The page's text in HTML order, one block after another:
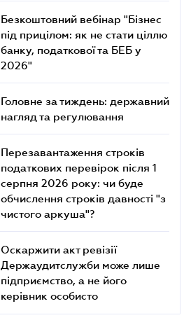
Безкоштовний вебінар "Бізнес
під прицілом: як не стати ціллю
банку, податкової та БЕБ у
2026"
Головне за тиждень: державний
нагляд та регулювання
Перезавантаження строків
податкових перевірок після 1
серпня 2026 року: чи буде
обчислення строків давності "з
чистого аркуша"?
Оскаржити акт ревізії
Держаудитслужби може лише
підприємство, а не його
керівник особисто